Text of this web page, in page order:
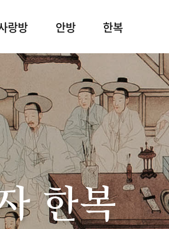
랑방 안방 한복
한복